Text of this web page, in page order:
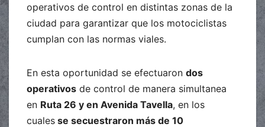
operativos de control en distintas zonas de la
ciudad para garantizar que los motociclistas
cumplan con las normas viales.
En esta oportunidad se efectuaron dos
operativos de control de manera simultanea
en Ruta 26 y en Avenida Tavella, en los
cuales se secuestraron más de 10